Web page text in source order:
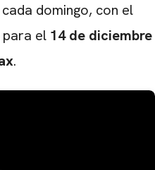
domingo, con el
el 14 de diciembre
.